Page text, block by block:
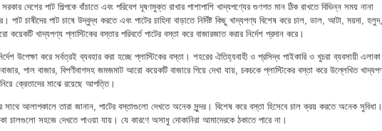
সরকার দেশের পাট শিল্পকে বাঁচাতে এবং পরিবেশ দূষণমুক্ত রাখার পাশাপাশি খাদ্যপণ্যের গুণগত মান ঠিক রাখতে বিভিন্ন সময় নানা
পাট চাষীদের পাট চাষে উদ্বুদ্ধ করতে এবং পাটের চাহিদা বাড়াতে নির্দিষ্ট কিছু খাদ্যপণ্য বিশেষ করে চাল, ডাল, আটা, ময়দা, হলুদ,
কয়েকটি খাদ্যপণ্য প্লাস্টিকের বস্তার পরিবর্তে পাটের বস্তা করে বাজারজাত করার নির্দেশ প্রদান করে।
উপেক্ষা করে সর্বত্রই ব্যবহার করা হচ্ছে প্লাস্টিকের বস্তা। শহরের ঐতিহ্যবাহী ও প্রসিদ্ধ পাইকারি ও খুচরা ব্যবসায়ী এলাকা
পাল বাজার, বিপণীবাগসহ জমজমাট আরো কয়েকটি বাজারে গিয়ে দেখা যায়, চকচকে প্লাস্টিকের বস্তা করে উল্লেখিত
ক্রেতাদের মাঝে রয়েছে আপত্তি।
আলাপকালে তারা জানান, পাটের বস্তাগুলো দেখতে অনেক সুন্দর। বিশেষ করে বস্তা হিসেবে চাল ক্রয় করতে অনেক সুবিধা।
চালগুলো সহজে দেখতে পাওয়া যায়। যে কারণে অসাধু দোকানিরা আমাদেরকে ঠকাতে পারে না।